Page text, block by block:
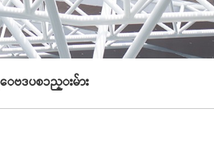
ဗဒပစၥည္းမ်ား